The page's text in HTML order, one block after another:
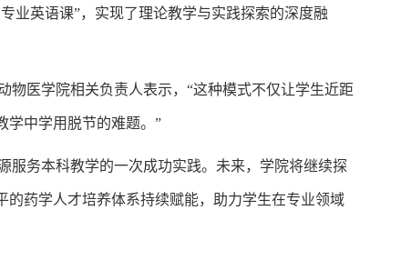
业英语课”，实现了理论教学与实践探索的深度融
物医学院相关负责人表示，“这种模式不仅让学生近距
学中学用脱节的难题。”
服务本科教学的一次成功实践。未来，学院将继续探
药学人才培养体系持续赋能，助力学生在专业领域